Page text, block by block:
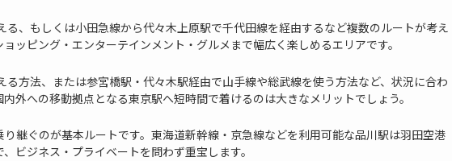
、もしくは小田急線から代々木上原駅で千代田線を経由するなど複数のルートが考え
ッピング・エンターテインメント・グルメまで幅広く楽しめるエリアです。
方法、または参宮橋駅・代々木駅経由で山手線や総武線を使う方法など、状況に合わ
外への移動拠点となる東京駅へ短時間で着けるのは大きなメリットでしょう。
継ぐのが基本ルートです。東海道新幹線・京急線などを利用可能な品川駅は羽田空港
ビジネス・プライベートを問わず重宝します。